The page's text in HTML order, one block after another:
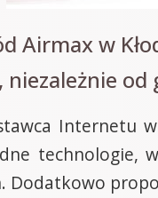
Airmax w
Internetu
technologie,
Dodatkowo